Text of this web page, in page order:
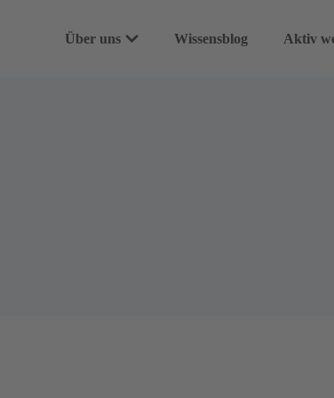
Über uns Wissensblog Aktiv